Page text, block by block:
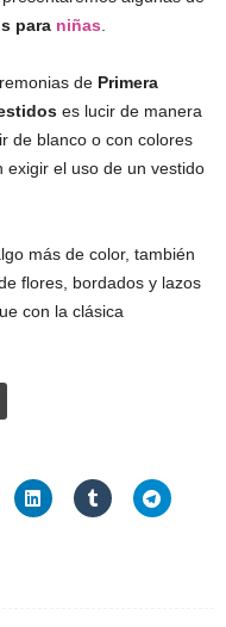
para niñas
de Primera
es lucir de manera
de blanco o con colores
exigir el uso de un vestido
más de color, también
flores, bordados y lazos
con la clásica